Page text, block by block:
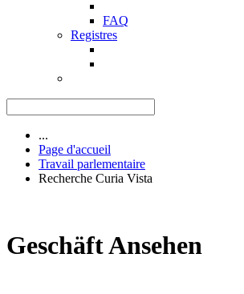
FAQ
Registres
...
Page d'accueil
Travail parlementaire
Recherche Curia Vista
Geschäft Ansehen